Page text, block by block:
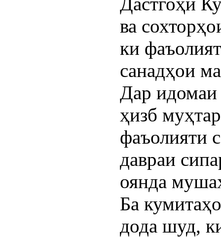
ва
ки
санадҳои
Дар идомаи
ҳизб
фаъолияти
давраи
оянда
Ба
дода шуд,